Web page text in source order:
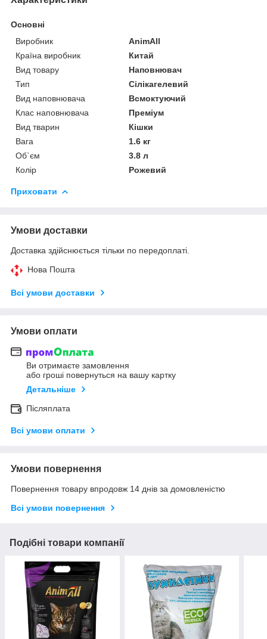
Основні
Виробник
AnimAll
Країна виробник
Китай
Вид товару
Наповнювач
Тип
Сілікагелевий
Вид наповнювача
Всмоктуючий
Клас наповнювача
Преміум
Вид тварин
Кішки
Вага
1.6 кг
Об`єм
3.8 л
Колір
Рожевий
Приховати
Умови доставки
Доставка здійснюється тільки по передоплаті.
Нова Пошта
Всі умови доставки
Умови оплати
Ви отримаєте замовлення
або гроші повернуться на вашу картку
Детальніше
Післяплата
Всі умови оплати
Умови повернення
Повернення товару впродовж 14 днів за домовленістю
Всі умови повернення
Подібні товари компанії